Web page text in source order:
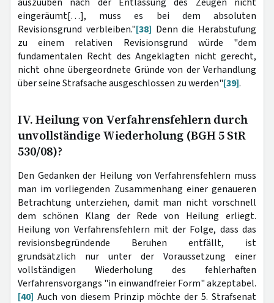
eingeräumt[…], muss es bei dem absoluten
Revisionsgrund verbleiben."[38] Denn die Herabstufung
zu einem relativen Revisionsgrund würde "dem
fundamentalen Recht des Angeklagten nicht gerecht,
nicht ohne übergeordnete Gründe von der Verhandlung
über seine Strafsache ausgeschlossen zu werden"[39].
IV. Heilung von Verfahrensfehlern durch
unvollständige Wiederholung (BGH 5 StR
530/08)?
Den Gedanken der Heilung von Verfahrensfehlern muss
man im vorliegenden Zusammenhang einer genaueren
Betrachtung unterziehen, damit man nicht vorschnell
dem schönen Klang der Rede von Heilung erliegt.
Heilung von Verfahrensfehlern mit der Folge, dass das
revisionsbegründende Beruhen entfällt, ist
grundsätzlich nur unter der Voraussetzung einer
vollständigen Wiederholung des fehlerhaften
Verfahrensvorgangs "in einwandfreier Form" akzeptabel.
[40] Auch von diesem Prinzip möchte der 5. Strafsenat